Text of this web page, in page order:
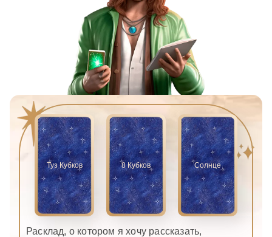
Туз Кубков 8 Кубков Солнце
Расклад, о котором я хочу рассказать,